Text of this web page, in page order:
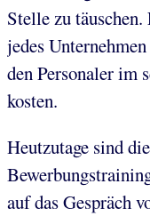
Stelle zu
jedes
den Personaler im
kosten.
Heutzutage sind
auf das Gespräch